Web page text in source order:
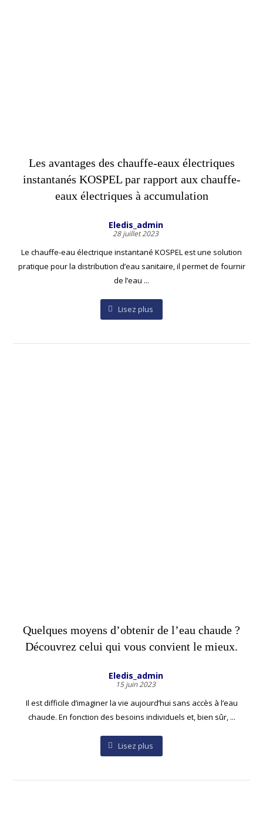
Les avantages des chauffe-eaux électriques
instantanés KOSPEL par rapport aux chauffe-
eaux électriques à accumulation
Eledis_admin
28 juillet 2023
Le chauffe-eau électrique instantané KOSPEL est une solution
pratique pour la distribution d’eau sanitaire, il permet de fournir
de l’eau ...
Lisez plus
Quelques moyens d’obtenir de l’eau chaude ?
Découvrez celui qui vous convient le mieux.
Eledis_admin
15 juin 2023
Il est difficile d’imaginer la vie aujourd’hui sans accès à l’eau
chaude. En fonction des besoins individuels et, bien sûr, ...
Lisez plus